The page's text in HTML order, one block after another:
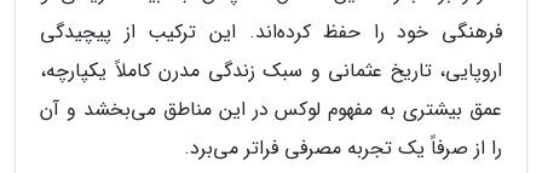
فرهنگی خود را حفظ کرده‌اند. این ترکیب از پیچیدگی
اروپایی، تاریخ عثمانی و سبک زندگی مدرن کاملاً یکپارچه،
عمق بیشتری به مفهوم لوکس در این مناطق می‌بخشد و آن
را از صرفاً یک تجربه مصرفی فراتر می‌برد.